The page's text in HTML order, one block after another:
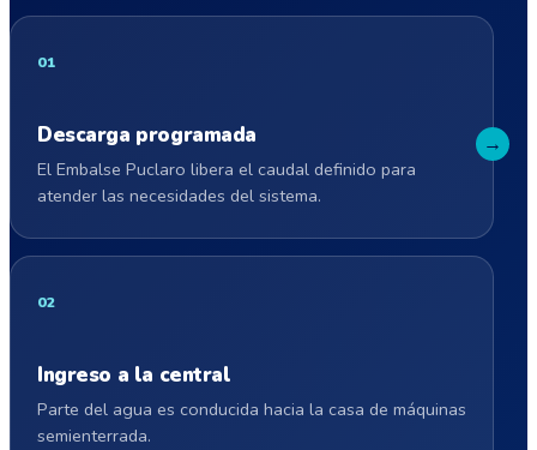
Descarga programada
El Embalse Puclaro libera el caudal definido para
atender las necesidades del sistema.
Ingreso a la central
Parte del agua es conducida hacia la casa de máquinas
semienterrada.